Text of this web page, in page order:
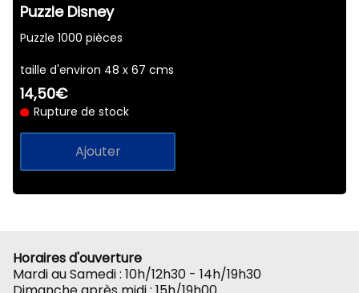
Puzzle Disney
Puzzle 1000 pièces
taille d'environ 48 x 67 cms
14,50€
Rupture de stock
Ajouter
Horaires d'ouverture
Mardi au Samedi : 10h/12h30 - 14h/19h30